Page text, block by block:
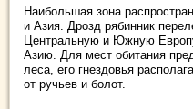
Наибольшая зона
и Азия. Дрозд рябинник
Центральную и Южную
Азию. Для мест обитания
леса, его гнездовья
от ручьев и болот.